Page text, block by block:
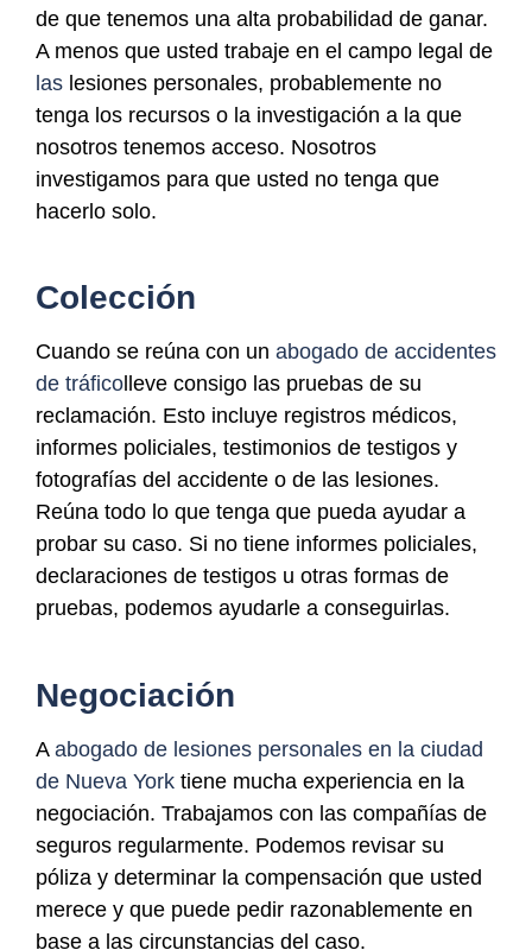
de que tenemos una alta probabilidad de ganar.
A menos que usted trabaje en el campo legal de
las lesiones personales, probablemente no
tenga los recursos o la investigación a la que
nosotros tenemos acceso. Nosotros
investigamos para que usted no tenga que
hacerlo solo.
Colección
Cuando se reúna con un abogado de accidentes
de tráfico lleve consigo las pruebas de su
reclamación. Esto incluye registros médicos,
informes policiales, testimonios de testigos y
fotografías del accidente o de las lesiones.
Reúna todo lo que tenga que pueda ayudar a
probar su caso. Si no tiene informes policiales,
declaraciones de testigos u otras formas de
pruebas, podemos ayudarle a conseguirlas.
Negociación
A abogado de lesiones personales en la ciudad
de Nueva York tiene mucha experiencia en la
negociación. Trabajamos con las compañías de
seguros regularmente. Podemos revisar su
póliza y determinar la compensación que usted
merece y que puede pedir razonablemente en
base a las circunstancias del caso.